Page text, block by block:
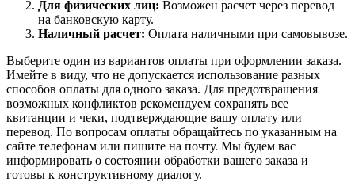
Для физических лиц: Возможен расчет через перевод
на банковскую карту.
Наличный расчет: Оплата наличными при самовывозе.
Выберите один из вариантов оплаты при оформлении заказа.
Имейте в виду, что не допускается использование разных
способов оплаты для одного заказа. Для предотвращения
возможных конфликтов рекомендуем сохранять все
квитанции и чеки, подтверждающие вашу оплату или
перевод. По вопросам оплаты обращайтесь по указанным на
сайте телефонам или пишите на почту. Мы будем вас
информировать о состоянии обработки вашего заказа и
готовы к конструктивному диалогу.